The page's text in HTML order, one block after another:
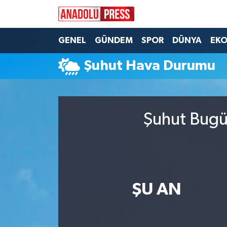
GENEL GÜNDEM SPOR DÜNYA
Şuhut Hava Durumu
Şuhut
ŞU AN
Nöbetçi Eczaneler
Hava Durumu